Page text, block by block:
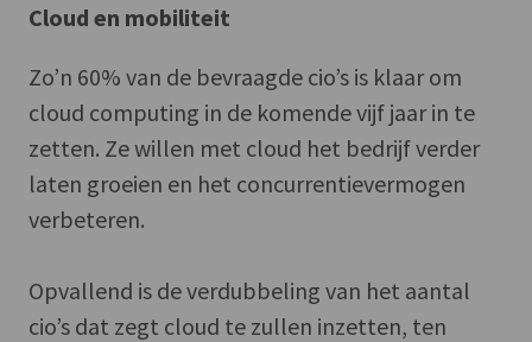
Cloud en mobiliteit
Zo’n 60% van de bevraagde cio’s is klaar om
cloud computing in de komende vijf jaar in te
zetten. Ze willen met cloud het bedrijf verder
laten groeien en het concurrentievermogen
verbeteren.
Opvallend is de verdubbeling van het aantal
cio’s dat zegt cloud te zullen inzetten, ten